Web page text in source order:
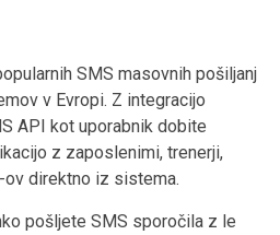
SMS masovnih pošiljanj
v Evropi. Z integracijo
API kot uporabnik dobite
z zaposlenimi, trenerji,
direktno iz sistema.
pošljete SMS sporočila z le